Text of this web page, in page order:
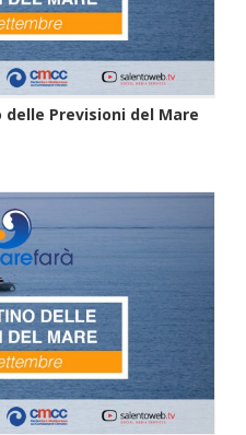
Previsioni del Mare